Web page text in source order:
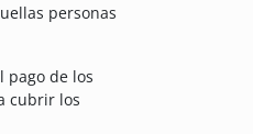
personas
pago de los
cubrir los